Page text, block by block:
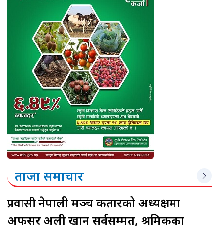
ताजा समाचार
प्रवासीनेपाली मञ्च कतारको अध्यक्षमा
अफसर अली खान सर्वसम्मत, श्रमिकका